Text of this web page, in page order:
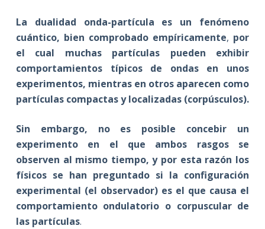
La dualidad onda-partícula es un fenómeno
cuántico, bien comprobado empíricamente, por
el cual muchas partículas pueden exhibir
comportamientos típicos de ondas en unos
experimentos, mientras en otros aparecen como
partículas compactas y localizadas (corpúsculos).
Sin embargo, no es posible concebir un
experimento en el que ambos rasgos se
observen al mismo tiempo, y por esta razón los
físicos se han preguntado si la configuración
experimental (el observador) es el que causa el
comportamiento ondulatorio o corpuscular de
las partículas.